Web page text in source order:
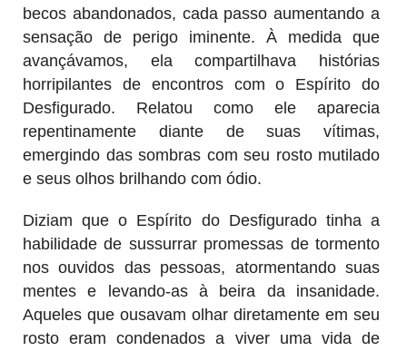
becos abandonados, cada passo aumentando a
sensação de perigo iminente. À medida que
avançávamos, ela compartilhava histórias
horripilantes de encontros com o Espírito do
Desfigurado. Relatou como ele aparecia
repentinamente diante de suas vítimas,
emergindo das sombras com seu rosto mutilado
e seus olhos brilhando com ódio.
Diziam que o Espírito do Desfigurado tinha a
habilidade de sussurrar promessas de tormento
nos ouvidos das pessoas, atormentando suas
mentes e levando-as à beira da insanidade.
Aqueles que ousavam olhar diretamente em seu
rosto eram condenados a viver uma vida de